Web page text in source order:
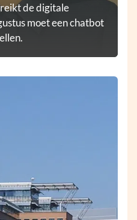
de digitale
moet een chatbot